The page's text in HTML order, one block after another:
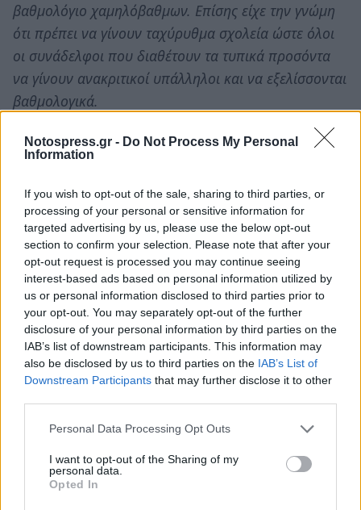
Notospress.gr - Do Not Process My Personal
Information
If you wish to opt-out of the sale, sharing to third parties, or
processing of your personal or sensitive information for
targeted advertising by us, please use the below opt-out
section to confirm your selection. Please note that after your
opt-out request is processed you may continue seeing
interest-based ads based on personal information utilized by
us or personal information disclosed to third parties prior to
your opt-out. You may separately opt-out of the further
disclosure of your personal information by third parties on the
IAB’s list of downstream participants. This information may
also be disclosed by us to third parties on the IAB’s List of
Downstream Participants that may further disclose it to other
Personal Data Processing Opt Outs
I want to opt-out of the Sharing of my
personal data.
Opted In
βαθμολόγιο χαμηλόβαθμων. Επίσης είχε την γνώμη
ότι πρέπει να γίνουν ταχύρυθμα σχολεία ώστε όλοι
οι συνάδελφοι που διαθέτουν τα τυπικά προσόντα
να γίνουν ανακριτικοί υπάλληλοι και να εξελίσσονται
βαθμολογικά.
Από την πλευρά της ΕΥΠΣ Λακωνίας πιστεύουμε ότι η
συνάντηση ήταν γόνιμη, ουσιαστική και σε κλίμα
Η Ε.Υ.Π.Σ. Λακωνίας θα συνεχίσει δυναμικά».
TAGS: ΠΕΡΙΒΑΛΛΟΝ